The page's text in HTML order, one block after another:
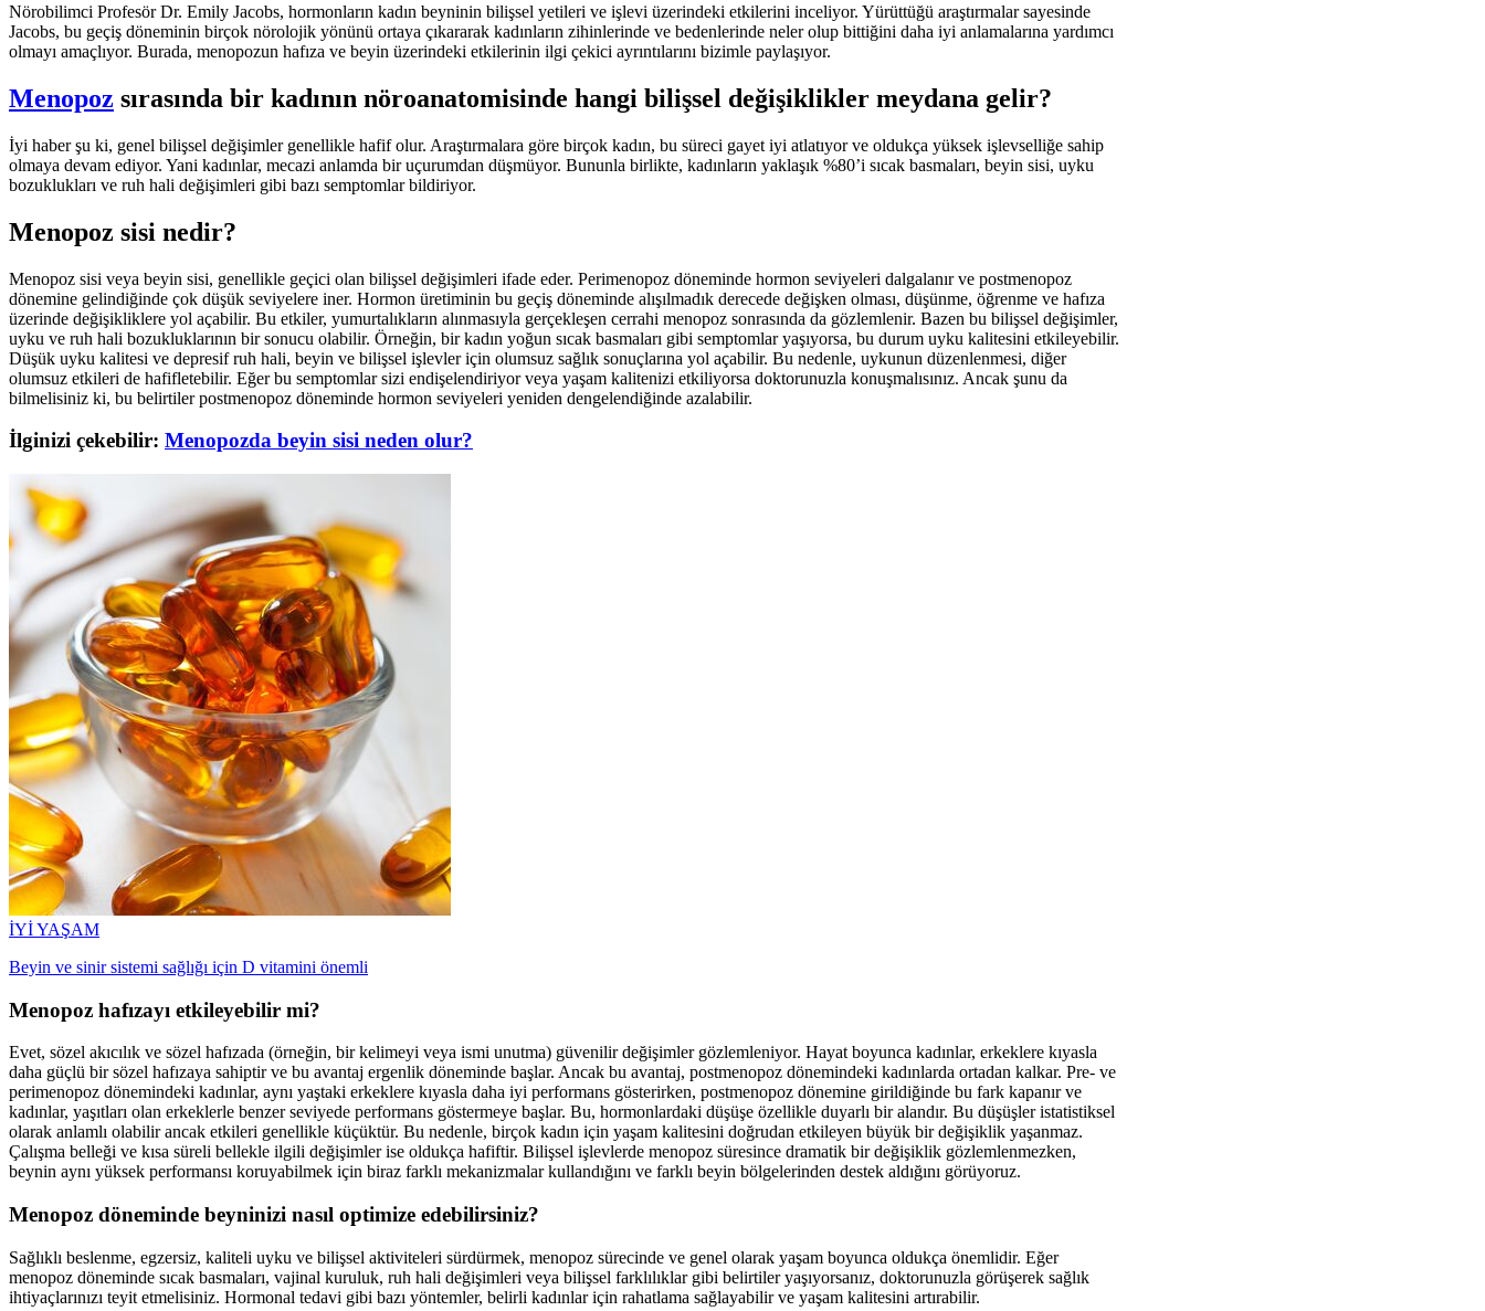
Nörobilimci Profesör Dr. Emily Jacobs, hormonların kadın beyninin bilişsel yetileri ve işlevi üzerindeki etkilerini inceliyor. Yürüttüğü araştırmalar sayesinde
Jacobs, bu geçiş döneminin birçok nörolojik yönünü ortaya çıkararak kadınların zihinlerinde ve bedenlerinde neler olup bittiğini daha iyi anlamalarına yardımcı
olmayı amaçlıyor. Burada, menopozun hafıza ve beyin üzerindeki etkilerinin ilgi çekici ayrıntılarını bizimle paylaşıyor.
Menopoz sırasında bir kadının nöroanatomisinde hangi bilişsel değişiklikler meydana gelir?
İyi haber şu ki, genel bilişsel değişimler genellikle hafif olur. Araştırmalara göre birçok kadın, bu süreci gayet iyi atlatıyor ve oldukça yüksek işlevselliğe sahip
olmaya devam ediyor. Yani kadınlar, mecazi anlamda bir uçurumdan düşmüyor. Bununla birlikte, kadınların yaklaşık %80’i sıcak basmaları, beyin sisi, uyku
bozuklukları ve ruh hali değişimleri gibi bazı semptomlar bildiriyor.
Menopoz sisi nedir?
Menopoz sisi veya beyin sisi, genellikle geçici olan bilişsel değişimleri ifade eder. Perimenopoz döneminde hormon seviyeleri dalgalanır ve postmenopoz
dönemine gelindiğinde çok düşük seviyelere iner. Hormon üretiminin bu geçiş döneminde alışılmadık derecede değişken olması, düşünme, öğrenme ve hafıza
üzerinde değişikliklere yol açabilir. Bu etkiler, yumurtalıkların alınmasıyla gerçekleşen cerrahi menopoz sonrasında da gözlemlenir. Bazen bu bilişsel değişimler,
uyku ve ruh hali bozukluklarının bir sonucu olabilir. Örneğin, bir kadın yoğun sıcak basmaları gibi semptomlar yaşıyorsa, bu durum uyku kalitesini etkileyebilir.
Düşük uyku kalitesi ve depresif ruh hali, beyin ve bilişsel işlevler için olumsuz sağlık sonuçlarına yol açabilir. Bu nedenle, uykunun düzenlenmesi, diğer
olumsuz etkileri de hafifletebilir. Eğer bu semptomlar sizi endişelendiriyor veya yaşam kalitenizi etkiliyorsa doktorunuzla konuşmalısınız. Ancak şunu da
bilmelisiniz ki, bu belirtiler postmenopoz döneminde hormon seviyeleri yeniden dengelendiğinde azalabilir.
İlginizi çekebilir: Menopozda beyin sisi neden olur?
İYİ YAŞAM
Beyin ve sinir sistemi sağlığı için D vitamini önemli
Menopoz hafızayı etkileyebilir mi?
Evet, sözel akıcılık ve sözel hafızada (örneğin, bir kelimeyi veya ismi unutma) güvenilir değişimler gözlemleniyor. Hayat boyunca kadınlar, erkeklere kıyasla
daha güçlü bir sözel hafızaya sahiptir ve bu avantaj ergenlik döneminde başlar. Ancak bu avantaj, postmenopoz dönemindeki kadınlarda ortadan kalkar. Pre- ve
perimenopoz dönemindeki kadınlar, aynı yaştaki erkeklere kıyasla daha iyi performans gösterirken, postmenopoz dönemine girildiğinde bu fark kapanır ve
kadınlar, yaşıtları olan erkeklerle benzer seviyede performans göstermeye başlar. Bu, hormonlardaki düşüşe özellikle duyarlı bir alandır. Bu düşüşler istatistiksel
olarak anlamlı olabilir ancak etkileri genellikle küçüktür. Bu nedenle, birçok kadın için yaşam kalitesini doğrudan etkileyen büyük bir değişiklik yaşanmaz.
Çalışma belleği ve kısa süreli bellekle ilgili değişimler ise oldukça hafiftir. Bilişsel işlevlerde menopoz süresince dramatik bir değişiklik gözlemlenmezken,
beynin aynı yüksek performansı koruyabilmek için biraz farklı mekanizmalar kullandığını ve farklı beyin bölgelerinden destek aldığını görüyoruz.
Menopoz döneminde beyninizi nasıl optimize edebilirsiniz?
Sağlıklı beslenme, egzersiz, kaliteli uyku ve bilişsel aktiviteleri sürdürmek, menopoz sürecinde ve genel olarak yaşam boyunca oldukça önemlidir. Eğer
menopoz döneminde sıcak basmaları, vajinal kuruluk, ruh hali değişimleri veya bilişsel farklılıklar gibi belirtiler yaşıyorsanız, doktorunuzla görüşerek sağlık
ihtiyaçlarınızı teyit etmelisiniz. Hormonal tedavi gibi bazı yöntemler, belirli kadınlar için rahatlama sağlayabilir ve yaşam kalitesini artırabilir.